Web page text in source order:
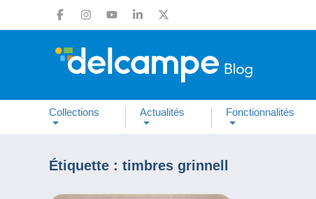
Collections Actualités Fonctionnalités
Étiquette : timbres grinnell